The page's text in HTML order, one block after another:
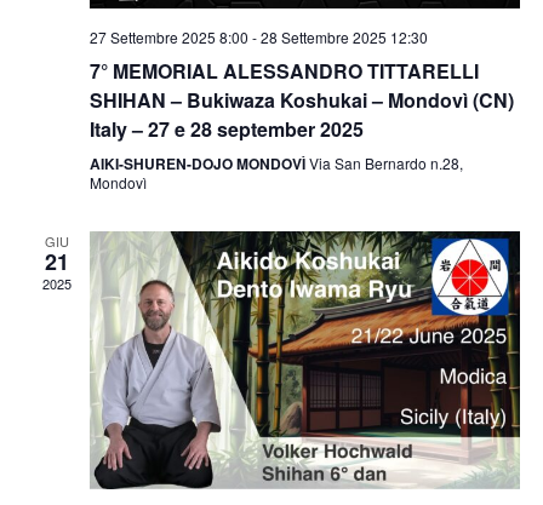
27 Settembre 2025 8:00 -28 Settembre 2025 12:30
7° MEMORIAL ALESSANDRO TITTARELLI
SHIHAN – Bukiwaza Koshukai – Mondovì (CN)
Italy – 27 e 28 september 2025
AIKI-SHUREN-DOJO MONDOVÌVia San Bernardo n.28,
Mondovì
GIU
21
2025